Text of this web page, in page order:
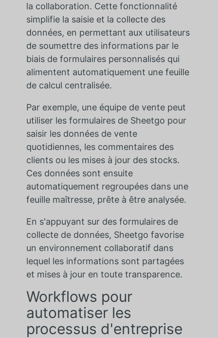
la collaboration. Cette fonctionnalité
simplifie la saisie et la collecte des
données, en permettant aux utilisateurs
de soumettre des informations par le
biais de formulaires personnalisés qui
alimentent automatiquement une feuille
de calcul centralisée.
Par exemple, une équipe de vente peut
utiliser les formulaires de Sheetgo pour
saisir les données de vente
quotidiennes, les commentaires des
clients ou les mises à jour des stocks.
Ces données sont ensuite
automatiquement regroupées dans une
feuille maîtresse, prête à être analysée.
En s'appuyant sur des formulaires de
collecte de données, Sheetgo favorise
un environnement collaboratif dans
lequel les informations sont partagées
et mises à jour en toute transparence.
Workflows pour
automatiser les
processus d'entreprise